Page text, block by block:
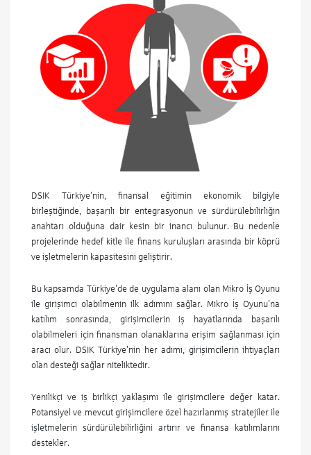
DSIK Türkiye’nin, finansal eğitimin ekonomik bilgiyle
birleştiğinde, başarılı bir entegrasyonun ve sürdürülebilirliğin
anahtarı olduğuna dair kesin bir inancı bulunur. Bu nedenle
projelerinde hedef kitle ile finans kuruluşları arasında bir köprü
ve işletmelerin kapasitesini geliştirir.
Bu kapsamda Türkiye’de de uygulama alanı olan Mikro İş Oyunu
ile girişimci olabilmenin ilk adımını sağlar. Mikro İş Oyunu’na
katılım sonrasında, girişimcilerin iş hayatlarında başarılı
olabilmeleri için finansman olanaklarına erişim sağlanması için
aracı olur. DSIK Türkiye’nin her adımı, girişimcilerin ihtiyaçları
olan desteği sağlar niteliktedir.
Yenilikçi ve iş birlikçi yaklaşımı ile girişimcilere değer katar.
Potansiyel ve mevcut girişimcilere özel hazırlanmış stratejiler ile
işletmelerin sürdürülebilirliğini artırır ve finansa katılımlarını
destekler.